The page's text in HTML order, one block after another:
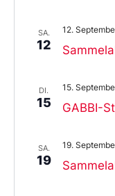
SA.
12
12.
DI.
15 GABBI-
15.
SA.
19
19.